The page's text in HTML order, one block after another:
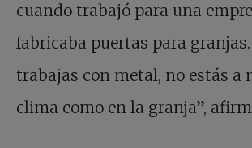
cuando trabajó para una
fabricaba puertas para granjas.
trabajas con metal, no estás a
clima como en la granja”,